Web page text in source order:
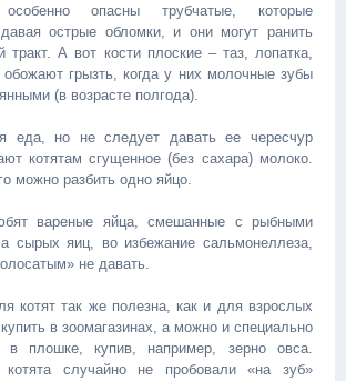
опасны трубчатые, которые
острые обломки, и они могут ранить
тракт. А вот кости плоские – таз, лопатка,
обожают грызть, когда у них молочные зубы
(в возрасте полгода).
еда, но не следует давать ее чересчур
котятам сгущенное (без сахара) молоко.
можно разбить одно яйцо.
вареные яйца, смешанные с рыбными
сырых яиц, во избежание сальмонеллеза,
не давать.
котят так же полезна, как и для взрослых
в зоомагазинах, а можно и специально
в плошке, купив, например, зерно овса.
случайно не пробовали «на зуб»